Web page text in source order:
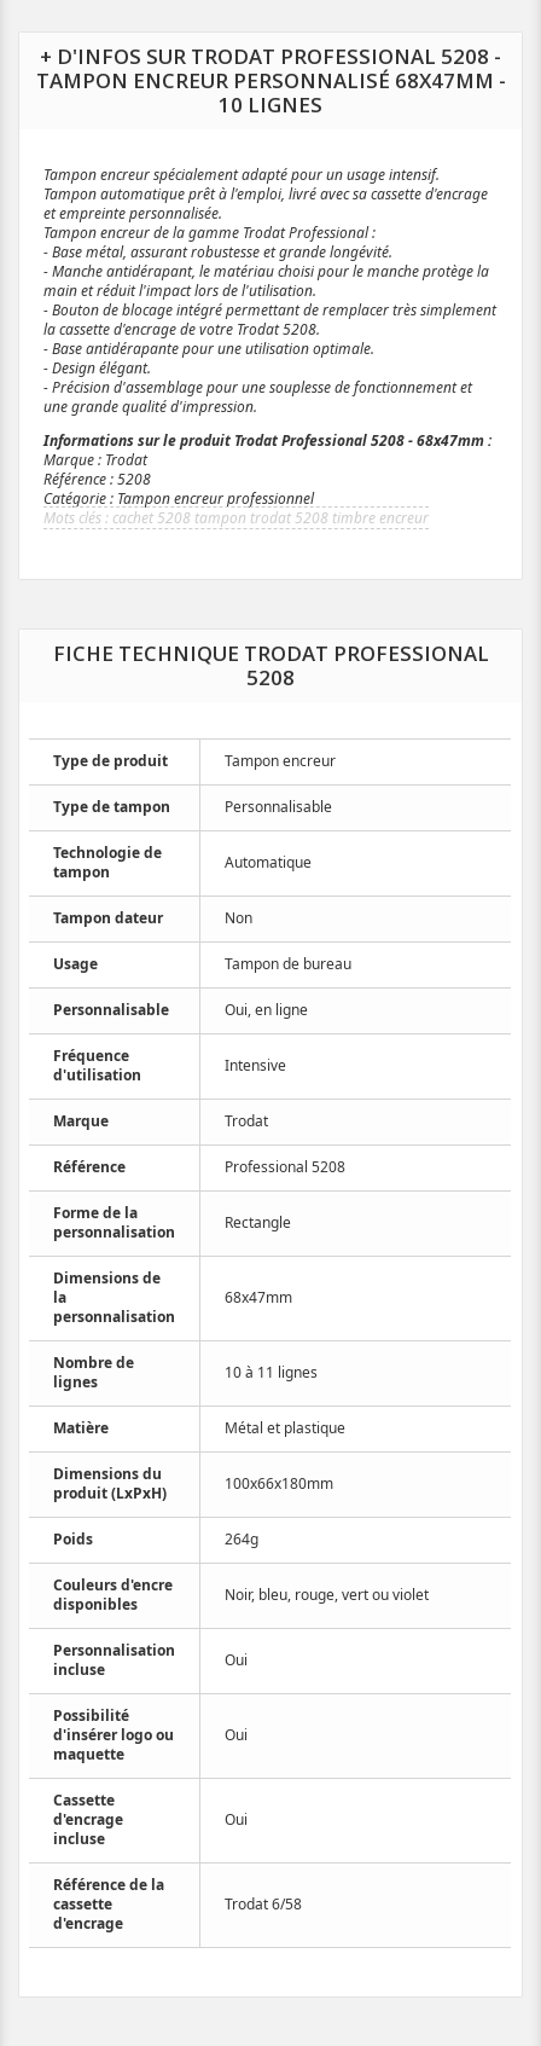
+ D'INFOS SUR TRODAT PROFESSIONAL 5208 -
TAMPON ENCREUR PERSONNALISÉ 68X47MM -
10 LIGNES
Tampon encreur spécialement adapté pour un usage intensif.
Tampon automatique prêt à l'emploi, livré avec sa cassette d'encrage
et empreinte personnalisée.
Tampon encreur de la gamme Trodat Professional :
- Base métal, assurant robustesse et grande longévité.
- Manche antidérapant, le matériau choisi pour le manche protège la
main et réduit l'impact lors de l'utilisation.
- Bouton de blocage intégré permettant de remplacer très simplement
la cassette d'encrage de votre Trodat 5208.
- Base antidérapante pour une utilisation optimale.
- Design élégant.
- Précision d'assemblage pour une souplesse de fonctionnement et
une grande qualité d'impression.
Informations sur le produit Trodat Professional 5208 - 68x47mm :
Marque : Trodat
Référence : 5208
Catégorie : Tampon encreur professionnel
cachet 5208 tampon trodat 5208 timbre encreur
FICHE TECHNIQUE TRODAT PROFESSIONAL
5208
Type de produit Tampon encreur
Type de tampon Personnalisable
Technologie de
tampon
Automatique
Tampon dateur Non
Usage Tampon de bureau
Personnalisable Oui, en ligne
Fréquence
d'utilisation
Intensive
Marque Trodat
Référence Professional 5208
Forme de la
personnalisation
Rectangle
Dimensions de
la
personnalisation
68x47mm
Nombre de
lignes
10 à 11 lignes
Matière Métal et plastique
Dimensions du
produit (LxPxH)
100x66x180mm
Poids 264g
Couleurs d'encre
disponibles
Noir, bleu, rouge, vert ou violet
Personnalisation
incluse
Oui
Possibilité
d'insérer logo ou
maquette
Oui
Cassette
d'encrage
incluse
Oui
Référence de la
cassette
d'encrage
Trodat 6/58